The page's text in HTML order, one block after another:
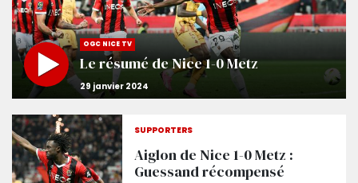
OGC NICE TV
Le résumé de Nice 1-0 Metz
SUPPORTERS
Aiglon de Nice 1-0 Metz :
Guessand récompensé